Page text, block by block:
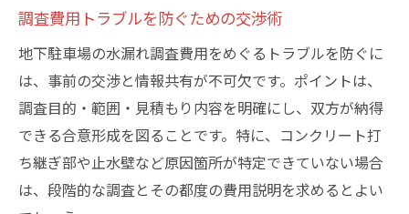
調査費用トラブルを防ぐための交渉術
地下駐車場の水漏れ調査費用をめぐるトラブルを防ぐに
は、事前の交渉と情報共有が不可欠です。ポイントは、
調査目的・範囲・見積もり内容を明確にし、双方が納得
できる合意形成を図ることです。特に、コンクリート打
ち継ぎ部や止水壁など原因箇所が特定できていない場合
は、段階的な調査とその都度の費用説明を求めるとよい